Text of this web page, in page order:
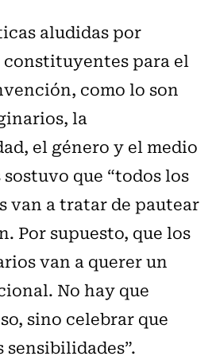
aludidas por
para el
como lo son
la
el género y el medio
que “todos los
van a tratar de pautear
Por supuesto, que los
van a querer un
No hay que
sino celebrar que